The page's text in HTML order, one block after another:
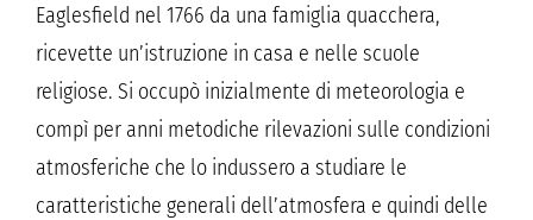
Eaglesfield nel 1766 da una famiglia quacchera,
ricevette un’istruzione in casa e nelle scuole
religiose. Si occupò inizialmente di meteorologia e
compì per anni metodiche rilevazioni sulle condizioni
atmosferiche che lo indussero a studiare le
caratteristiche generali dell’atmosfera e quindi delle